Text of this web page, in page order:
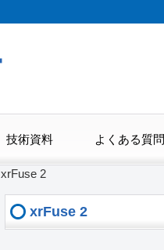
技術資料 よくある質問
xrFuse 2
xrFuse 2